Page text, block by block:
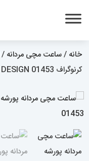
خانه /ساعت مچی مردانه /
کرنوگراف PORSCHE DESIGN 01453